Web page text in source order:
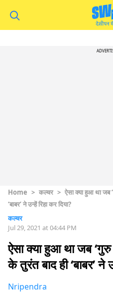
Home > कल्चर > ऐसा क्या हुआ था जब
‘बाबर’ ने उन्हें रिहा कर दिया?
कल्चर
Jul 29, 2021 at 04:44 PM
ऐसा क्या हुआ था जब
के तुरंत बाद ही ‘बाबर’ ने
Nripendra